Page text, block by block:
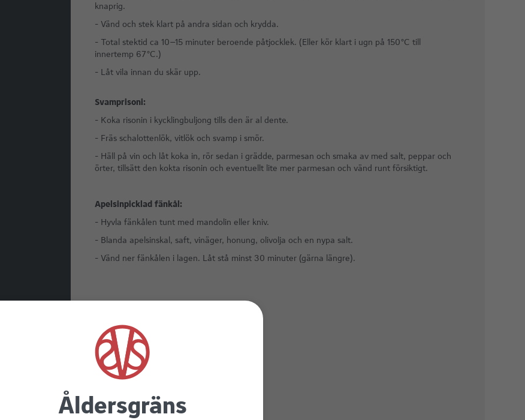
Åldersgräns
knaprig.
- Vänd och stek klart på andra sidan och krydda.
- Total stektid ca 10–15 minuter beroende påtjocklek. (Eller kör klart i ugn på 150 °C till
innertemp 67 °C.)
- Låt vila innan du skär upp.
Svamprisoni:
- Koka risonin i kycklingbuljong tills den är al dente.
- Fräs schalottenlök, vitlök och svamp i smör.
- Häll på vin och låt koka in, rör sedan i grädde, parmesan och smaka av med salt, peppar och
örter, tillsätt den kokta risonin och eventuellt lite mer parmesan och vänd runt försiktigt.
Apelsinpicklad fänkål:
- Hyvla fänkålen tunt med mandolin eller kniv.
- Blanda apelsinskal, saft, vinäger, honung, olivolja och en nypa salt.
- Vänd ner fänkålen i lagen. Låt stå minst 30 minuter (gärna längre).